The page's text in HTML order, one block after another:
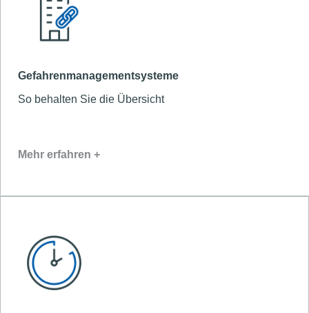
Gefahrenmanagementsysteme
So behalten Sie die Übersicht
Mehr erfahren +